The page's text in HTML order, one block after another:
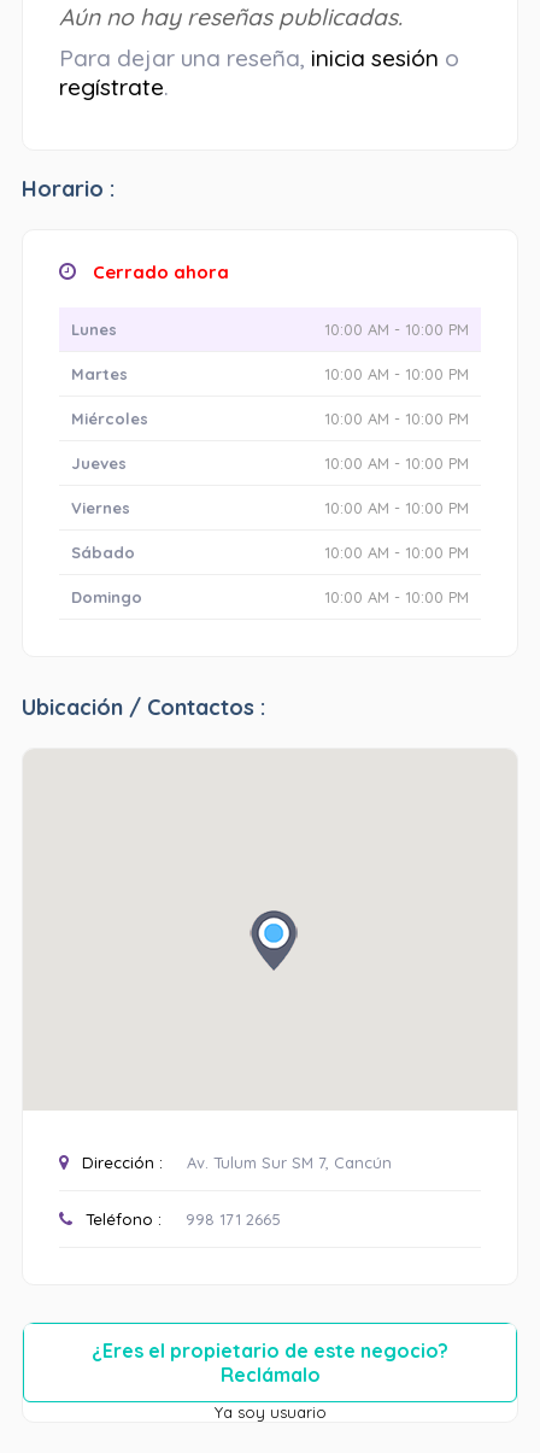
Aún no hay reseñas publicadas.
Para dejar una reseña, inicia sesión o
regístrate.
Horario :
Cerrado ahora
Lunes 10:00 AM - 10:00 PM
Martes 10:00 AM - 10:00 PM
Miércoles 10:00 AM - 10:00 PM
Jueves 10:00 AM - 10:00 PM
Viernes 10:00 AM - 10:00 PM
Sábado 10:00 AM - 10:00 PM
Domingo 10:00 AM - 10:00 PM
Ubicación / Contactos :
Dirección : Av. Tulum Sur SM 7, Cancún
Teléfono : 998 171 2665
¿Eres el propietario de este negocio?
Reclámalo
Ya soy usuario